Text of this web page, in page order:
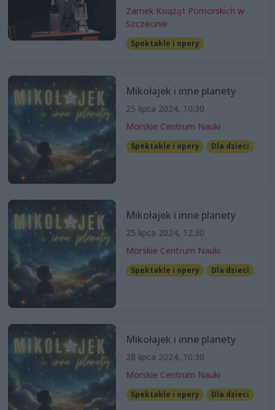
Zamek Książąt Pomorskich w
Szczecinie
Spektakle i opery
Mikołajek i inne planety
25 lipca 2024, 10:30
Morskie Centrum Nauki
Spektakle i opery Dla dzieci
Mikołajek i inne planety
25 lipca 2024, 12:30
Morskie Centrum Nauki
Spektakle i opery Dla dzieci
Mikołajek i inne planety
28 lipca 2024, 10:30
Morskie Centrum Nauki
Spektakle i opery Dla dzieci